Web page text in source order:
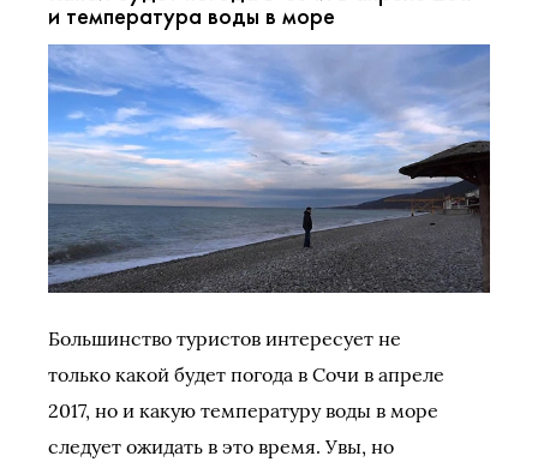
и температура воды в море
Большинство туристов интересует не
только какой будет погода в Сочи в апреле
2017, но и какую температуру воды в море
следует ожидать в это время. Увы, но